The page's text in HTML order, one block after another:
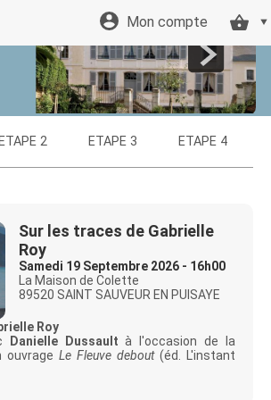
Mon compte
ETAPE 2 ETAPE 3 ETAPE 4
Sur les traces de Gabrielle
Roy
Samedi 19 Septembre 2026 - 16h00
La Maison de Colette
89520 SAINT SAUVEUR EN PUISAYE
Roy
Danielle Dussault à l'occasion de la
ouvrage Le Fleuve debout(éd. L'instant
née d'une résidence d'écriture au